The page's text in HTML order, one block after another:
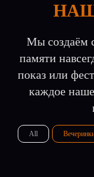
Мы создаём
памяти
показ или
каждое
All